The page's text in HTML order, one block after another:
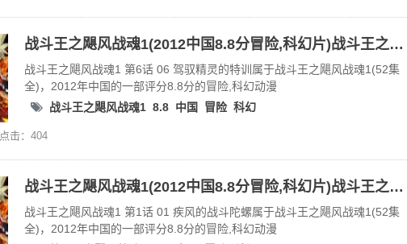
战斗王之飓风战魂1(2012中国8.8分冒险,科幻片)战斗王之飓风战魂1 第6话 06 驾驭精灵的特训
战斗王之飓风战魂1 第6话 06 驾驭精灵的特训属于战斗王之飓风战魂1(52集
全)，2012年中国的一部评分8.8分的冒险,科幻动漫
战斗王之飓风战魂1 8.8 中国 冒险 科幻
点击：404
战斗王之飓风战魂1(2012中国8.8分冒险,科幻片)战斗王之飓风战魂1 第1话 01 疾风的战斗陀螺
战斗王之飓风战魂1 第1话 01 疾风的战斗陀螺属于战斗王之飓风战魂1(52集
全)，2012年中国的一部评分8.8分的冒险,科幻动漫